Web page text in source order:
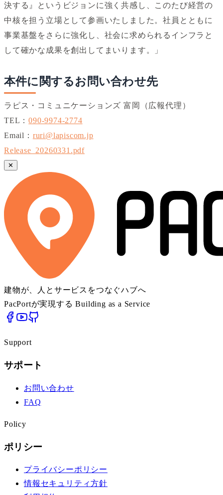
決する』というビジョンに強く共感し、このたび経営の
中核を担う立場として参画いたしました。社員とともに
事業基盤をさらに強化し、社会に求められるインフラと
して確かな成果を創出してまいります。」
本件に関するお問い合わせ先
ラピス・コミュニケーションズ 富岡（広報代理）
TEL：090-9974-2774
Email： ruri@lapiscom.jp
Release_20260331.pdf
✕
建物が、人とサービスをつなぐハブへ
PacPortが実現する Building as a Service
Support
サポート
お問い合わせ
FAQ
Policy
ポリシー
プライバシーポリシー
情報セキュリティ方針